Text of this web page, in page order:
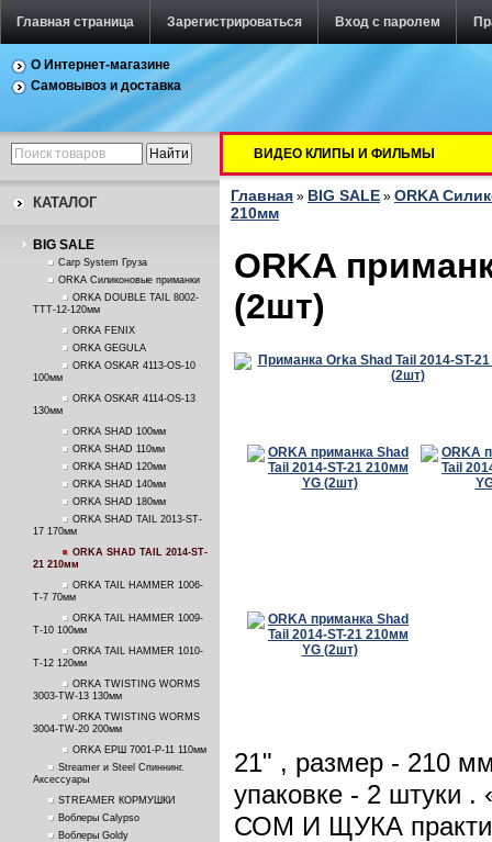
Главная страница Зарегистрироваться Вход с паролем
О Интернет-магазине
Самовывоз и доставка
КАТАЛОГ
BIG SALE
Carp System Груза
ORKA Силиконовые приманки
ORKA DOUBLE TAIL 8002-
TTT-12-120мм
ORKA FENIX
ORKA GEGULA
ORKA OSKAR 4113-OS-10
100мм
ORKA OSKAR 4114-OS-13
130мм
ORKA SHAD 100мм
ORKA SHAD 110мм
ORKA SHAD 120мм
ORKA SHAD 140мм
ORKA SHAD 180мм
ORKA SHAD TAIL 2013-ST-
17 170мм
ORKA SHAD TAIL 2014-ST-
21 210мм
ORKA TAIL HAMMER 1006-
T-7 70мм
ORKA TAIL HAMMER 1009-
T-10 100мм
ORKA TAIL HAMMER 1010-
T-12 120мм
ORKA TWISTING WORMS
3003-TW-13 130мм
ORKA TWISTING WORMS
3004-TW-20 200мм
ORKA ЕРШ 7001-P-11 110мм
Streamer и Steel Спиннинг.
Аксессуары
STREAMER КОРМУШКИ
Воблеры Calypso
Воблеры Goldy
ВИДЕО КЛИПЫ И ФИЛЬМЫ
Главная » BIG SALE » ORKA
210мм
ORKA
(2шт)
21" , размер - 210
упаковке - 2 штуки
СОМ И ЩУКА